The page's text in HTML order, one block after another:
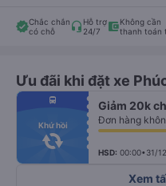
Chắc chắn
có chỗ
Hỗ trợ
24/7
Không cần
thanh toán
Ưu đãi khi đặt xe
fiber_manual_record
fiber_manual_record
fiber_manual_record
fiber_manual_record
fiber_manual_record
fiber_manual_record
fiber_manual_record
directions_bus
Khứ hồi
Giảm 20k
HSD: 00:00•31/12
Xem